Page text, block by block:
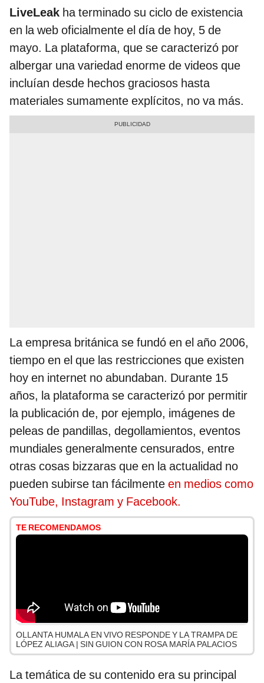
LiveLeak ha terminado su ciclo de existencia
en la web oficialmente el día de hoy, 5 de
mayo. La plataforma, que se caracterizó por
albergar una variedad enorme de videos que
incluían desde hechos graciosos hasta
materiales sumamente explícitos, no va más.
La empresa británica se fundó en el año 2006,
tiempo en el que las restricciones que existen
hoy en internet no abundaban. Durante 15
años, la plataforma se caracterizó por permitir
la publicación de, por ejemplo, imágenes de
peleas de pandillas, degollamientos, eventos
mundiales generalmente censurados, entre
otras cosas bizzaras que en la actualidad no
pueden subirse tan fácilmente en medios como
YouTube, Instagram y Facebook.
TE RECOMENDAMOS
OLLANTA HUMALA EN VIVO RESPONDE Y LA TRAMPA DE
LÓPEZ ALIAGA | SIN GUION CON ROSA MARÍA PALACIOS
La temática de su contenido era su principal